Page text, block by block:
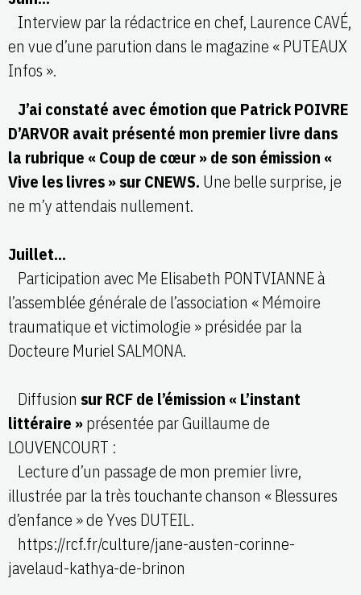
Interview par la rédactrice en chef, Laurence CAVÉ,
en vue d’une parution dans le magazine « PUTEAUX
Infos ».
J’ai constaté avec émotion que Patrick POIVRE
D’ARVOR avait présenté mon premier livre dans
la rubrique « Coup de cœur » de son émission «
Vive les livres » sur CNEWS. Une belle surprise, je
ne m’y attendais nullement.
Juillet…
Participation avec Me Elisabeth PONTVIANNE à
l’assemblée générale de l’association « Mémoire
traumatique et victimologie » présidée par la
Docteure Muriel SALMONA.
Diffusion sur RCF de l’émission « L’instant
littéraire »présentée par Guillaume de
LOUVENCOURT :
Lecture d’un passage de mon premier livre,
illustrée par la très touchante chanson « Blessures
d’enfance » de Yves DUTEIL.
https://rcf.fr/culture/jane-austen-corinne-
javelaud-kathya-de-brinon